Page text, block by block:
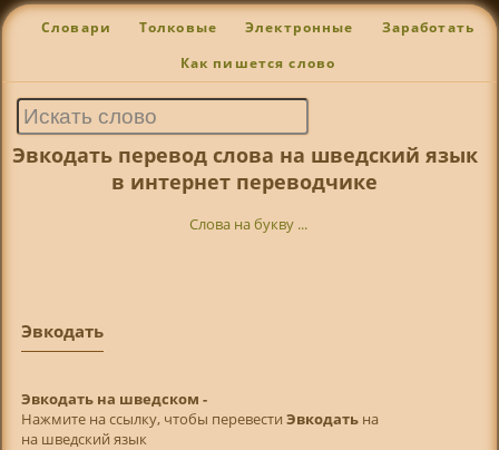
Словари Толковые Электронные Заработать
Как пишется слово
Эвкодать перевод слова на шведский язык
в интернет переводчике
Слова на букву ...
Эвкодать
Эвкодать на шведском -
Нажмите на ссылку, чтобы перевести Эвкодатьна
на шведский язык